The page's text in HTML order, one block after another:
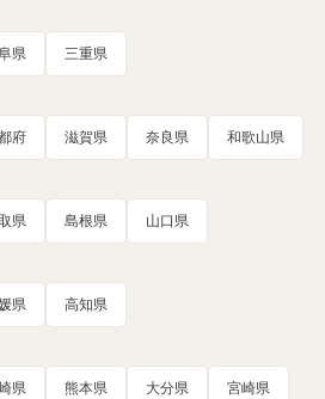
県 三重県
府 滋賀県 奈良県 和歌山県
県 島根県 山口県
県 高知県
県 熊本県 大分県 宮崎県